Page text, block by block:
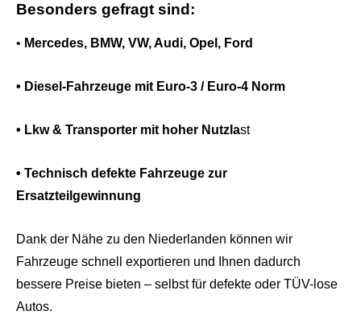
Besonders gefragt sind:
• Mercedes, BMW, VW, Audi, Opel, Ford
• Diesel-Fahrzeuge mit Euro-3 / Euro-4 Norm
• Lkw & Transporter mit hoher Nutzlast
• Technisch defekte Fahrzeuge zur
Ersatzteilgewinnung
Dank der Nähe zu den Niederlanden können wir
Fahrzeuge schnell exportieren und Ihnen dadurch
bessere Preise bieten – selbst für defekte oder TÜV-lose
Autos.